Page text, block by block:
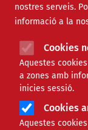
nostres serveis.
informació a la
Cookies
Aquestes
a zones amb
inicies sessió.
Cookies
Aquestes